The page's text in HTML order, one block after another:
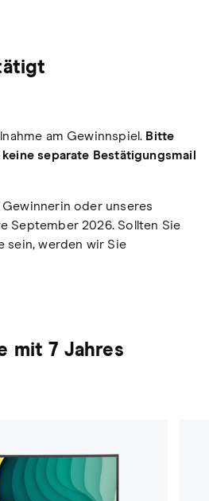
am Gewinnspiel. Bitte
separate Bestätigungsmail
oder unseres
September 2026. Sollten Sie
sein, werden wir Sie
mit 7 Jahres